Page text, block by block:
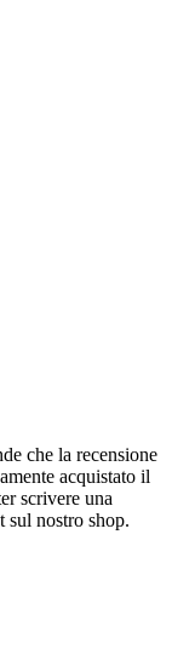
che la recensione
acquistato il
scrivere una
sul nostro shop.